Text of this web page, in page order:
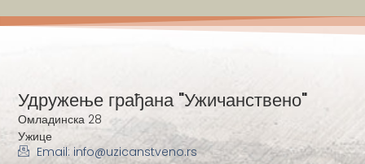
Удружење грађана "Ужичанствено"
Омладинска 28
Ужице
Email: info@uzicanstveno.rs